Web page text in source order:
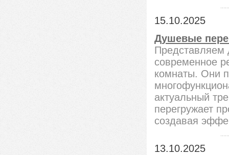
15.10.2025
Душевые
Представляем
современное
комнаты. Они
актуальный
перегружает
создавая
13.10.2025